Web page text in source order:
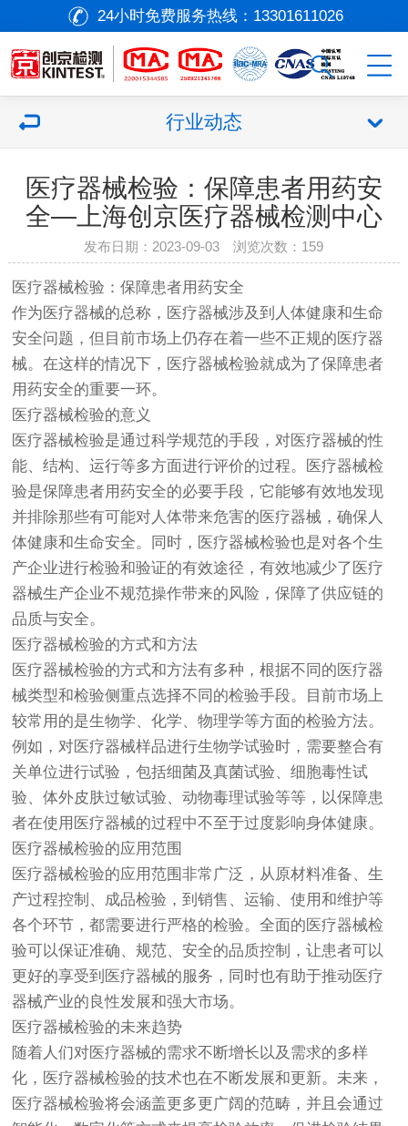
24小时免费服务热线： 13301611026
行业动态
医疗器械检验：保障患者用药安
全—上海创京医疗器械检测中心
发布日期：2023-09-03 浏览次数： 159
医疗器械检验：保障患者用药安全
作为 医疗器械的总称， 医疗器械涉及到人体健康和生命
安全问题，但目前市场上仍存在着一些不正规的 医疗器
械。在这样的情况下， 医疗器械检验就成为了保障患者
用药安全的重要一环。
医疗器械检验的意义
医疗器械检验是通过科学规范的手段，对医疗器械的性
能、结构、运行等多方面进行评价的过程。医疗器械检
验是保障患者用药安全的必要手段，它能够有效地发现
并排除那些有可能对人体带来危害的医疗器械，确保人
体健康和生命安全。同时，医疗器械检验也是对各个生
产企业进行检验和验证的有效途径，有效地减少了医疗
器械生产企业不规范操作带来的风险，保障了供应链的
品质与安全。
医疗器械检验的方式和方法
医疗器械检验的方式和方法有多种，根据不同的医疗器
械类型和检验侧重点选择不同的检验手段。目前市场上
较常用的是生物学、化学、物理学等方面的检验方法。
例如，对医疗器械样品进行生物学试验时，需要整合有
关单位进行试验，包括细菌及真菌试验、细胞毒性试
验、体外皮肤过敏试验、动物毒理试验等等，以保障患
者在使用医疗器械的过程中不至于过度影响身体健康。
医疗器械检验的应用范围
医疗器械检验的应用范围非常广泛，从原材料准备、生
产过程控制、成品检验，到销售、运输、使用和维护等
各个环节，都需要进行严格的检验。全面的医疗器械检
验可以保证准确、规范、安全的品质控制，让患者可以
更好的享受到医疗器械的服务，同时也有助于推动医疗
器械产业的良性发展和强大市场。
医疗器械检验的未来趋势
随着人们对医疗器械的需求不断增长以及需求的多样
化，医疗器械检验的技术也在不断发展和更新。未来，
医疗器械检验将会涵盖更多更广阔的范畴，并且会通过